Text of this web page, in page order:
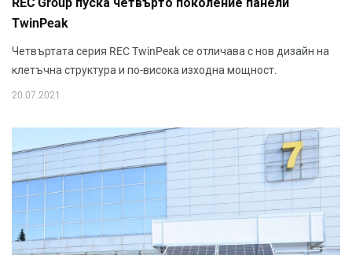
REC Group пуска четвърто поколение панели
TwinPeak
Четвъртата серия REC TwinPeak се отличава с нов дизайн на
клетъчна структура и по-висока изходна мощност.
20.07.2021